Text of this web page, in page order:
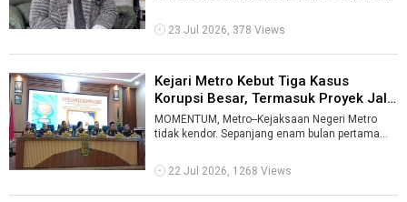
23 Jul 2026, 378 Views
Kejari Metro Kebut Tiga Kasus
Korupsi Besar, Termasuk Proyek Jala
...
MOMENTUM, Metro--Kejaksaan Negeri Metro
tidak kendor. Sepanjang enam bulan pertama
22 Jul 2026, 1268 Views